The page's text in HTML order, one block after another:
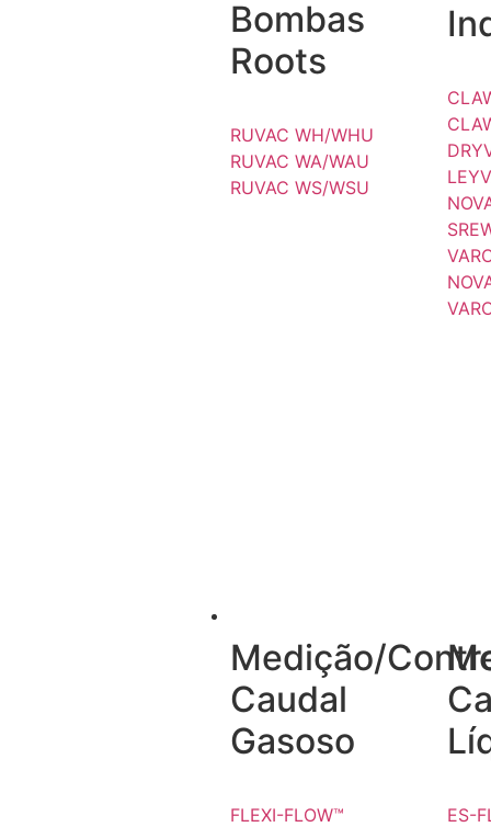
Bombas
Roots
RUVAC WH/WHU
RUVAC WA/WAU
RUVAC WS/WSU
Medição/
Caudal
Gasoso
FLEXI-FLOW™
ES-